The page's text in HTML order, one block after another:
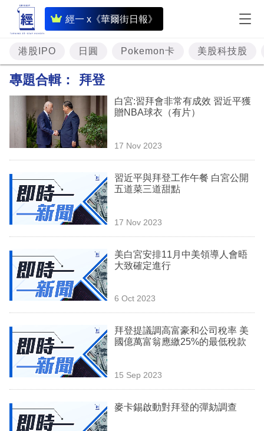
經一 x《華爾街日報》
即
時
財
經
題
投
資
理
業
科
技
場
生
時
港股IPO 日圓 Pokemon卡 美股科技股
專題合輯： 拜登
白宮:習拜會非常有成效 習近平獲
贈NBA球衣（有片）
17 Nov 2023
習近平與拜登工作午餐 白宮公開
五道菜三道甜點
17 Nov 2023
美白宮安排11月中美領導人會晤
大致確定進行
6 Oct 2023
拜登提議調高富豪和公司稅率 美
國億萬富翁應繳25%的最低稅款
15 Sep 2023
麥卡錫啟動對拜登的彈劾調查